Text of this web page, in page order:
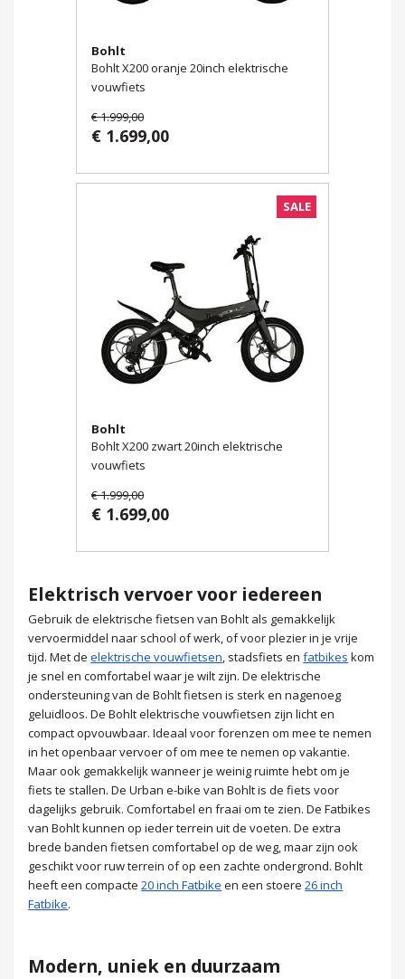
Bohlt
Bohlt X200 oranje 20inch elektrische
vouwfiets
€ 1.999,00
€ 1.699,00
SALE
Bohlt
Bohlt X200 zwart 20inch elektrische
vouwfiets
€ 1.999,00
€ 1.699,00
Elektrisch vervoer voor iedereen
Gebruik de elektrische fietsen van Bohlt als gemakkelijk
vervoermiddel naar school of werk, of voor plezier in je vrije
tijd. Met deelektrische vouwfietsen, stadsfiets enfatbikes kom
je snel en comfortabel waar je wilt zijn. De elektrische
ondersteuning van de Bohlt fietsen is sterk en nagenoeg
geluidloos. De Bohlt elektrische vouwfietsen zijn licht en
compact opvouwbaar. Ideaal voor forenzen om mee te nemen
in het openbaar vervoer of om mee te nemen op vakantie.
Maar ook gemakkelijk wanneer je weinig ruimte hebt om je
fiets te stallen. De Urban e-bike van Bohlt is de fiets voor
dagelijks gebruik. Comfortabel en fraai om te zien. De Fatbikes
van Bohlt kunnen op ieder terrein uit de voeten. De extra
brede banden fietsen comfortabel op de weg, maar zijn ook
geschikt voor ruw terrein of op een zachte ondergrond. Bohlt
heeft een compacte20 inch Fatbike en een stoere26 inch
Fatbike.
Modern, uniek en duurzaam